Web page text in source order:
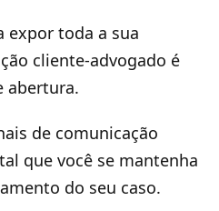
expor toda a sua
cliente-advogado é
abertura.
de comunicação
que você se mantenha
do seu caso.